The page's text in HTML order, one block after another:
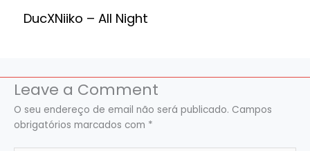
DucXNiiko – All Night
Leave a Comment
O seu endereço de email não será publicado. Campos
obrigatórios marcados com *